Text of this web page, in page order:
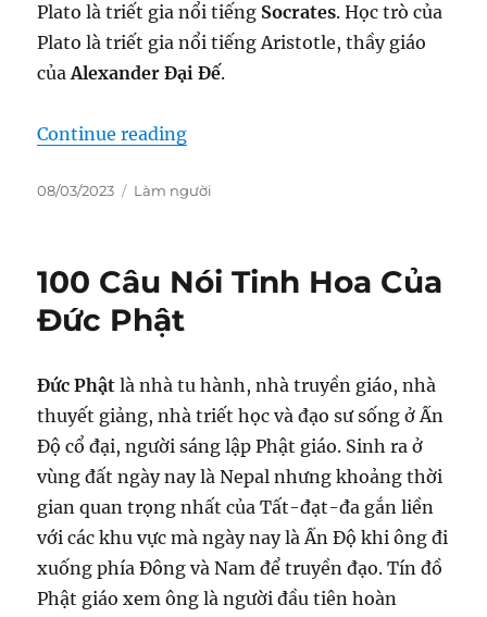
Plato là triết gia nổi tiếng Socrates. Học trò của
Plato là triết gia nổi tiếng Aristotle, thầy giáo
củaAlexander Đại Đế.
Continue reading“100 Câu Nói Thâm Thuý Của
Posted
08/03/2023 Categories
Làm người
100 Câu Nói Tinh Hoa Của
Đức Phật
Đức Phật là nhà tu hành, nhà truyền giáo, nhà
thuyết giảng, nhà triết học và đạo sư sống ở Ấn
Độ cổ đại, người sáng lập Phật giáo. Sinh ra ở
vùng đất ngày nay là Nepal nhưng khoảng thời
gian quan trọng nhất của Tất-đạt-đa gắn liền
với các khu vực mà ngày nay là Ấn Độ khi ông đi
xuống phía Đông và Nam để truyền đạo. Tín đồ
Phật giáo xem ông là người đầu tiên hoàn